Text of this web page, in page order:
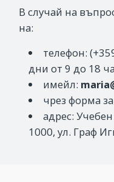
В случай на
на:
телефон:
дни от 9 до 18
имейл:
чрез форма за
адрес:
1000, ул. Граф